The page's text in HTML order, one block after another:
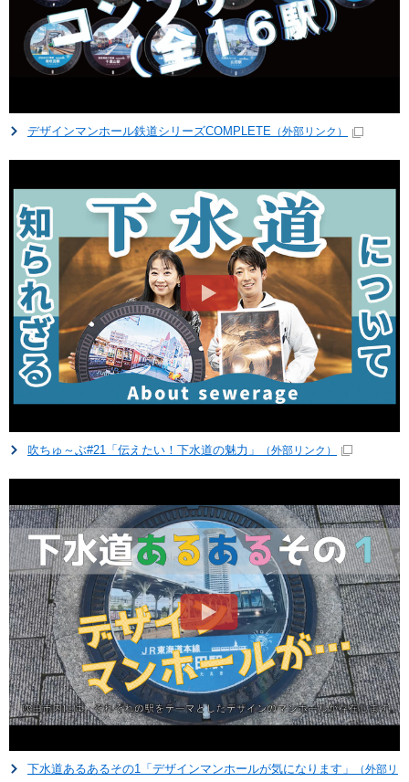
デザインマンホール鉄道シリーズCOMPLETE （外部リンク）
吹ちゅ～ぶ#21「伝えたい！下水道の魅力」 （外部リンク）
下水道あるあるその1「デザインマンホールが気になります」
（外部リ